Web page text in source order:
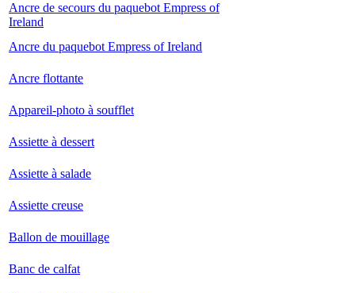
Ancre de secours du paquebot Empress of
Ireland
Ancre du paquebot Empress of Ireland
Ancre flottante
Appareil-photo à soufflet
Assiette à dessert
Assiette à salade
Assiette creuse
Ballon de mouillage
Banc de calfat